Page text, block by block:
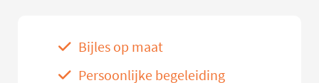
Bijles op maat
Persoonlijke begeleiding